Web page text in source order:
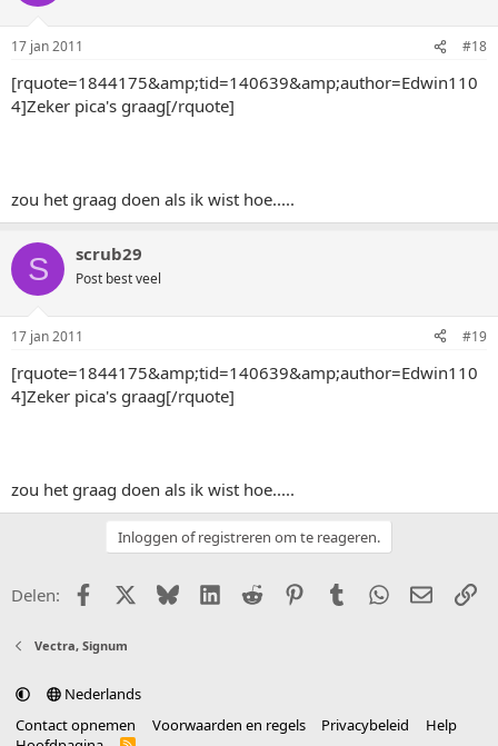
17 jan 2011 #18
[rquote=1844175&amp;tid=140639&amp;author=Edwin110
4]Zeker pica's graag[/rquote]
zou het graag doen als ik wist hoe.....
S scrub29
Post best veel
17 jan 2011 #19
[rquote=1844175&amp;tid=140639&amp;author=Edwin110
4]Zeker pica's graag[/rquote]
zou het graag doen als ik wist hoe.....
Inloggen of registreren om te reageren.
Delen: FacebookX (Twitter)
BlueskyLinkedIn
Reddit PinterestTumblr WhatsApp
E-mail
Vectra, Signum
Nederlands
Contact opnemen
Voorwaarden en regels Privacybeleid
Help